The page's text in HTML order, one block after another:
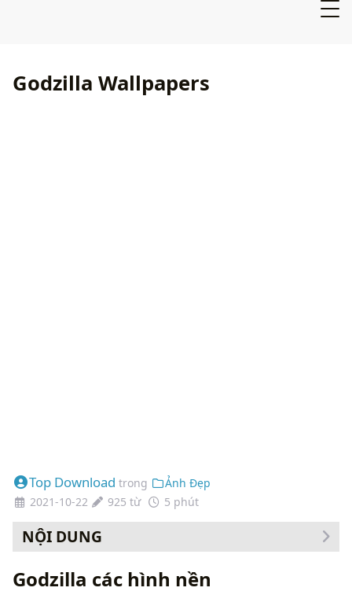
Godzilla Wallpapers
Top Download trong
Ảnh Đẹp
2021-10-22
925 từ 5 phút
NỘI DUNG
Godzilla các hình nền